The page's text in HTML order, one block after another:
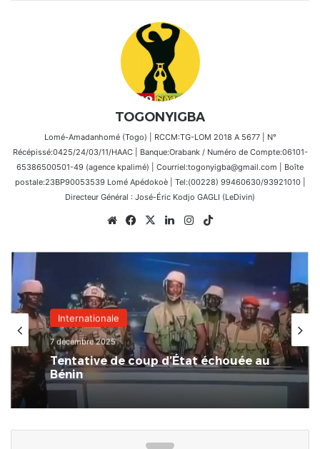
TOGONYIGBA
Lomé-Amadanhomé (Togo) | RCCM:TG-LOM 2018 A 5677 | N°
Récépissé:0425/24/03/11/HAAC | Banque:Orabank / Numéro de Compte:06101-
65386500501-49 (agence kpalimé) | Courriel:togonyigba@gmail.com | Boîte
postale:23BP90053539 Lomé Apédokoè | Tel:(00228) 99460630/93921010 |
Directeur Général : José-Éric Kodjo GAGLI (LeDivin)
WebsiteFacebook
X LinkedinInstagram
Internationale
7 décembre 2025
Tentative de coup d’État échouée au
Bénin